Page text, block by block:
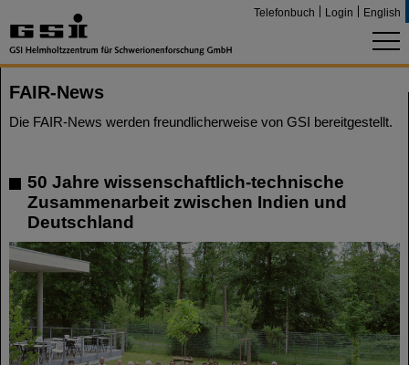
Telefonbuch Login English
FAIR-News
Die FAIR-News werden freundlicherweise von GSI bereitgestellt.
50 Jahre wissenschaftlich-technische
Zusammenarbeit zwischen Indien und
Deutschland